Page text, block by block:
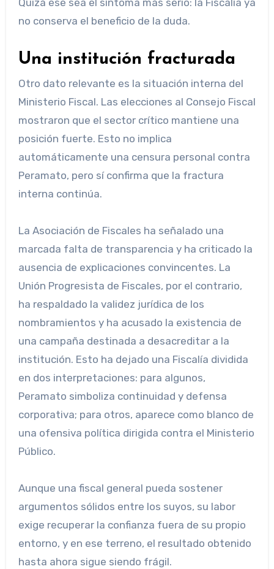
Quizá ese sea el síntoma más serio: la Fiscalía ya
no conserva el beneficio de la duda.
Una institución fracturada
Otro dato relevante es la situación interna del
Ministerio Fiscal. Las elecciones al Consejo Fiscal
mostraron que el sector crítico mantiene una
posición fuerte. Esto no implica
automáticamente una censura personal contra
Peramato, pero sí confirma que la fractura
interna continúa.
La Asociación de Fiscales ha señalado una
marcada falta de transparencia y ha criticado la
ausencia de explicaciones convincentes. La
Unión Progresista de Fiscales, por el contrario,
ha respaldado la validez jurídica de los
nombramientos y ha acusado la existencia de
una campaña destinada a desacreditar a la
institución. Esto ha dejado una Fiscalía dividida
en dos interpretaciones: para algunos,
Peramato simboliza continuidad y defensa
corporativa; para otros, aparece como blanco de
una ofensiva política dirigida contra el Ministerio
Público.
Aunque una fiscal general pueda sostener
argumentos sólidos entre los suyos, su labor
exige recuperar la confianza fuera de su propio
entorno, y en ese terreno, el resultado obtenido
hasta ahora sigue siendo frágil.